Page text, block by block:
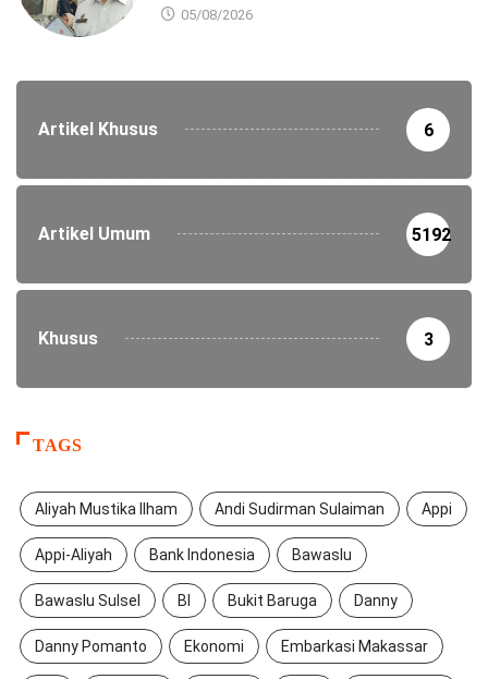
05/08/2026
Artikel Khusus 6
Artikel Umum 5192
Khusus 3
TAGS
Aliyah Mustika Ilham Andi Sudirman Sulaiman Appi
Appi-Aliyah Bank Indonesia Bawaslu
Bawaslu Sulsel BI Bukit Baruga Danny
Danny Pomanto Ekonomi Embarkasi Makassar